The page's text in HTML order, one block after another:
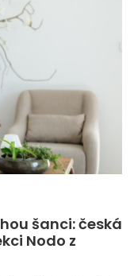
šanci: česká
Nodo z